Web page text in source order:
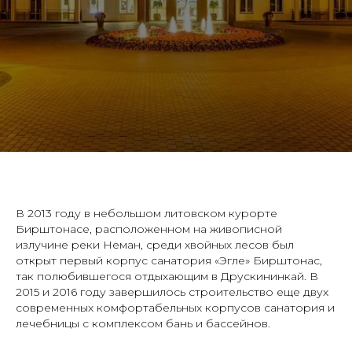
В 2013 году в небольшом литовском курорте
Бирштонасе, расположенном на живописной
излучине реки Неман, среди хвойных лесов был
открыт первый корпус санатория «Эгле» Бирштонас,
так полюбившегося отдыхающим в Друскининкай. В
2015 и 2016 году завершилось строительство еще двух
современных комфортабельных корпусов санатория и
лечебницы с комплексом бань и бассейнов.